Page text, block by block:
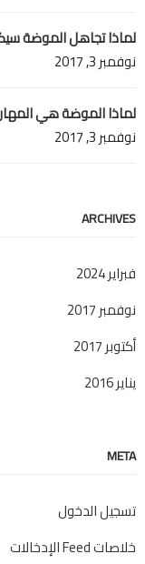
لماذا تجاهل الموضة
نوفمبر 3, 2017
لماذا الموضة هي
نوفمبر 3, 2017
ARCHIVES
فبراير 2024
نوفمبر 2017
أكتوبر 2017
يناير 2016
META
تسجيل الدخول
خلاصات Feed الإدخالات